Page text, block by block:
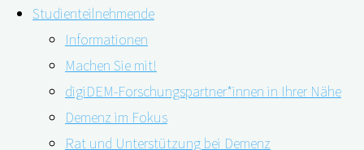
Studienteilnehmende
Informationen
Machen Sie mit!
digiDEM-Forschungspartner*innen in Ihrer Nähe
Demenz im Fokus
Rat und Unterstützung bei Demenz